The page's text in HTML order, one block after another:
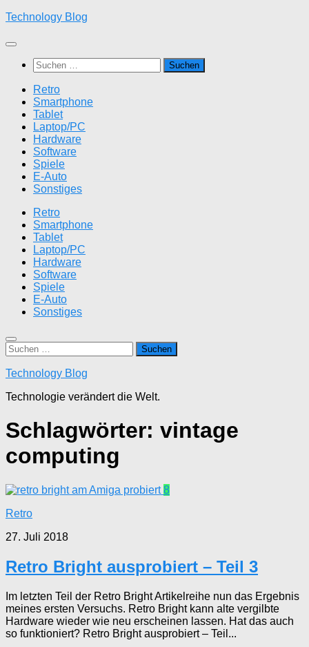
Zum
springen
Technology Blog
Suchen
nach:
Retro
Smartphone
Tablet
Laptop/PC
Hardware
Software
Spiele
E-Auto
Sonstiges
Retro
Smartphone
Tablet
Laptop/PC
Hardware
Software
Spiele
E-Auto
Sonstiges
Suchen
nach:
Technology Blog
Technologie verändert die Welt.
Schlagwörter: vintage
computing
8
Retro
27. Juli 2018
Retro Bright ausprobiert – Teil 3
Im letzten Teil der Retro Bright Artikelreihe nun das Ergebnis
meines ersten Versuchs. Retro Bright kann alte vergilbte
Hardware wieder wie neu erscheinen lassen. Hat das auch
so funktioniert? Retro Bright ausprobiert – Teil...